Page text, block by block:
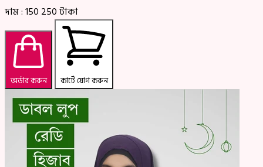
দাম :150 250টাকা
অর্ডার করুন কার্টে যোগ করুন